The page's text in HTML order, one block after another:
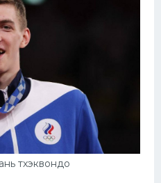
тхэквондо